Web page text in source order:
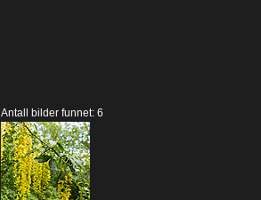
Antall bilder funnet: 6